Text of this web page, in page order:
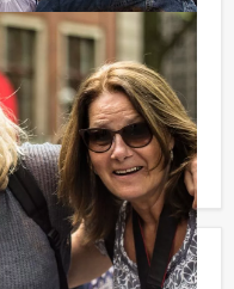
deelnemers voor
voor het minimale
voor minder